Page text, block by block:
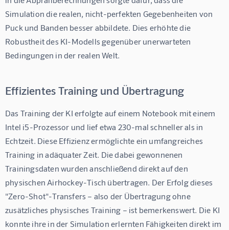
Simulation die realen, nicht-perfekten Gegebenheiten von
Puck und Banden besser abbildete. Dies erhöhte die
Robustheit des KI-Modells gegenüber unerwarteten
Bedingungen in der realen Welt.
Effizientes Training und Übertragung
Das Training der KI erfolgte auf einem Notebook mit einem
Intel i5-Prozessor und lief etwa 230-mal schneller als in
Echtzeit. Diese Effizienz ermöglichte ein umfangreiches
Training in adäquater Zeit. Die dabei gewonnenen
Trainingsdaten wurden anschließend direkt auf den
physischen Airhockey-Tisch übertragen. Der Erfolg dieses
"Zero-Shot"-Transfers – also der Übertragung ohne
zusätzliches physisches Training – ist bemerkenswert. Die KI
konnte ihre in der Simulation erlernten Fähigkeiten direkt im